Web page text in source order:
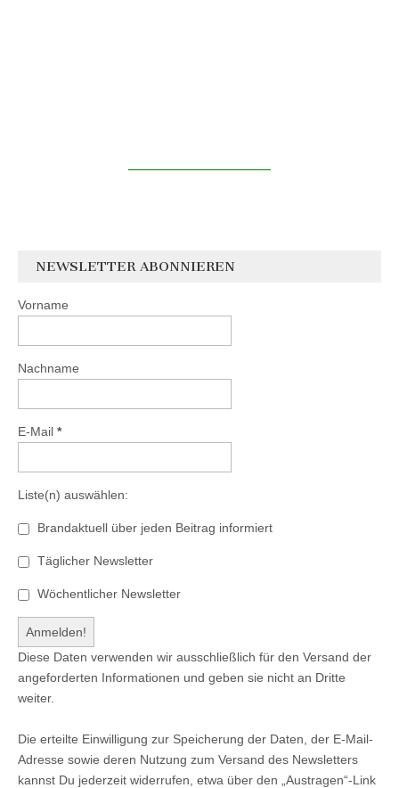
NEWSLETTER ABONNIEREN
Vorname
Nachname
E-Mail *
Liste(n) auswählen:
Brandaktuell über jeden Beitrag informiert
Täglicher Newsletter
Wöchentlicher Newsletter
Diese Daten verwenden wir ausschließlich für den Versand der
angeforderten Informationen und geben sie nicht an Dritte
weiter.
Die erteilte Einwilligung zur Speicherung der Daten, der E-Mail-
Adresse sowie deren Nutzung zum Versand des Newsletters
kannst Du jederzeit widerrufen, etwa über den „Austragen“-Link